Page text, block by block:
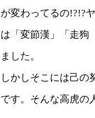
が変わってるの!?!?
は「変節漢」「走狗
ました。
しかしそこには己の
です。そんな高虎の